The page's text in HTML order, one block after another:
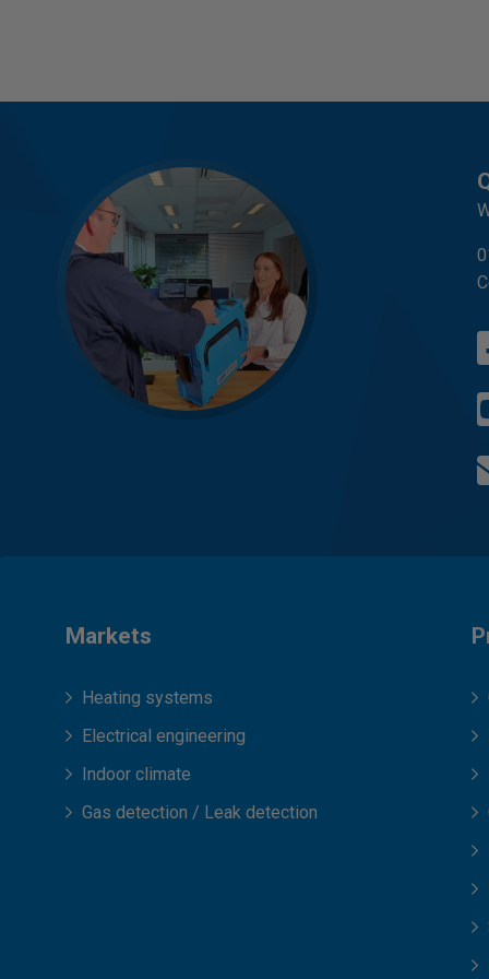
Markets
Heating systems
Electrical engineering
Indoor climate
Gas detection / Leak detection